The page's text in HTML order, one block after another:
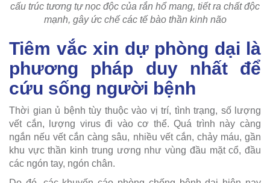
cấu trúc tương tự nọc độc của rắn hổ mang, tiết ra chất độc
mạnh, gây ức chế các tế bào thần kinh não
Tiêm vắc xin dự phòng dại là
phương pháp duy nhất để
cứu sống người bệnh
Thời gian ủ bệnh tùy thuộc vào vị trí, tình trạng, số lượng
vết cắn, lượng virus đi vào cơ thể. Quá trình này càng
ngắn nếu vết cắn càng sâu, nhiều vết cắn, chảy máu, gần
khu vực thần kinh trung ương như vùng đầu mặt cổ, đầu
các ngón tay, ngón chân.